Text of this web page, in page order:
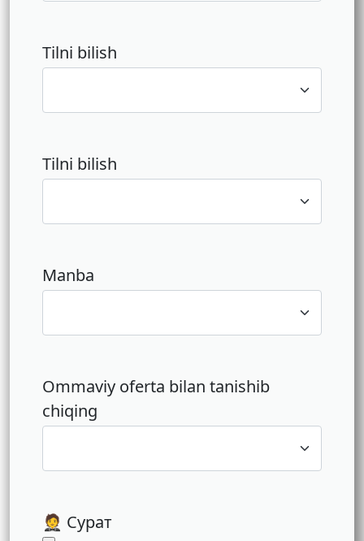
Tilni bilish
Tilni bilish
Manba
Ommaviy oferta bilan tanishib
chiqing
🤵 Сурат